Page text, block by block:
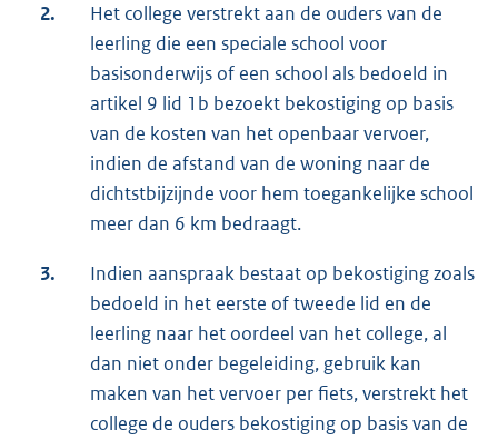
2.
Het college verstrekt aan de ouders van de
leerling die een speciale school voor
basisonderwijs of een school als bedoeld in
artikel 9 lid 1b bezoekt bekostiging op basis
van de kosten van het openbaar vervoer,
indien de afstand van de woning naar de
dichtstbijzijnde voor hem toegankelijke school
meer dan 6 km bedraagt.
3.
Indien aanspraak bestaat op bekostiging zoals
bedoeld in het eerste of tweede lid en de
leerling naar het oordeel van het college, al
dan niet onder begeleiding, gebruik kan
maken van het vervoer per fiets, verstrekt het
college de ouders bekostiging op basis van de